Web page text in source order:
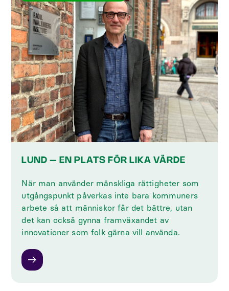
LUND – EN PLATS FÖR LIKA VÄRDE
När man använder mänskliga rättigheter som
utgångspunkt påverkas inte bara kommuners
arbete så att människor får det bättre, utan
det kan också gynna framväxandet av
innovationer som folk gärna vill använda.